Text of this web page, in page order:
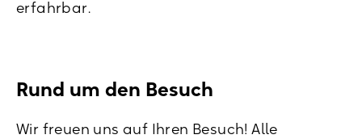
erfahrbar.
Rund um den Besuch
Wir freuen uns auf Ihren Besuch! Alle